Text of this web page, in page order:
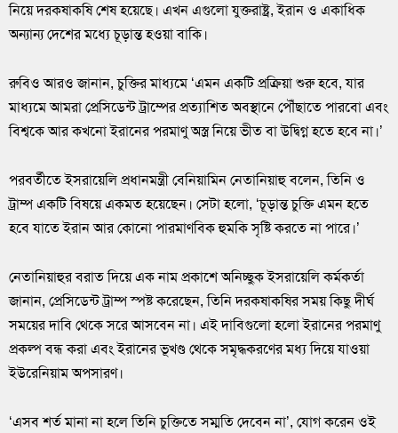
নিয়ে দরকষাকষি শেষ হয়েছে। এখন এগুলো যুক্তরাষ্ট্র, ইরান ও একাধিক
অন্যান্য দেশের মধ্যে চূড়ান্ত হওয়া বাকি।
রুবিও আরও জানান, চুক্তির মাধ্যমে ‘এমন একটি প্রক্রিয়া শুরু হবে, যার
মাধ্যমে আমরা প্রেসিডেন্ট ট্রাম্পের প্রত্যাশিত অবস্থানে পৌঁছাতে পারবো এবং
বিশ্বকে আর কখনো ইরানের পরমাণু অস্ত্র নিয়ে ভীত বা উদ্বিগ্ন হতে হবে না।’
পরবর্তীতে ইসরায়েলি প্রধানমন্ত্রী বেনিয়ামিন নেতানিয়াহু বলেন, তিনি ও
ট্রাম্প একটি বিষয়ে একমত হয়েছেন। সেটা হলো, ‘চূড়ান্ত চুক্তি এমন হতে
হবে যাতে ইরান আর কোনো পারমাণবিক হুমকি সৃষ্টি করতে না পারে।’
নেতানিয়াহুর বরাত দিয়ে এক নাম প্রকাশে অনিচ্ছুক ইসরায়েলি কর্মকর্তা
জানান, প্রেসিডেন্ট ট্রাম্প স্পষ্ট করেছেন, তিনি দরকষাকষির সময় কিছু দীর্ঘ
সময়ের দাবি থেকে সরে আসবেন না। এই দাবিগুলো হলো ইরানের পরমাণু
প্রকল্প বন্ধ করা এবং ইরানের ভূখণ্ড থেকে সমৃদ্ধকরণের মধ্য দিয়ে যাওয়া
ইউরেনিয়াম অপসারণ।
‘এসব শর্ত মানা না হলে তিনি চুক্তিতে সম্মতি দেবেন না’, যোগ করেন ওই